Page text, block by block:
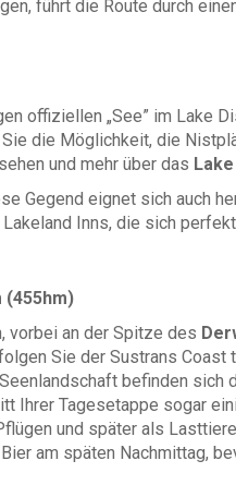
führt die Route durch
offiziellen „See” im Lake
die Möglichkeit, die
und mehr über das
eignet sich auch
Inns, die sich
(455hm)
vorbei an der Spitze des
Sie der Sustrans
befinden sich
Ihrer Tagesetappe sogar
und später als
am späten Nachmittag,